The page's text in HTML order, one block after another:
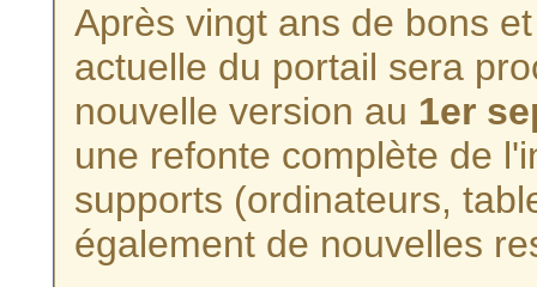
Après vingt ans de bons
actuelle du portail sera
nouvelle version au 1er
une refonte complète de
supports (ordinateurs,
également de nouvelles